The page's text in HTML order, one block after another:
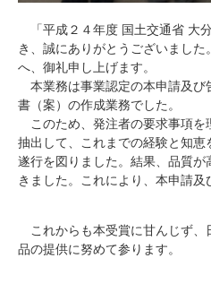
「平成２４年度 国土交通省 大
き、誠にありがとうございまし
へ、御礼申し上げます。
本業務は事業認定の本申請及び
書（案）の作成業務でした。
このため、発注者の要求事項を
抽出して、これまでの経験と知
遂行を図りました。結果、品質
きました。これにより、本申請及
これからも本受賞に甘んじず、
品の提供に努めて参ります。